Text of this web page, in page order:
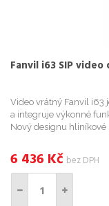
Fanvil i63 SIP
Video vrátný Fanvil i63
a integruje výkonné
Nový designu
6 436 Kč bez DPH